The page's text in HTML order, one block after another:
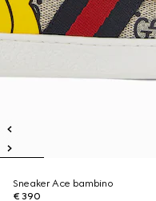
Sneaker Ace bambino
€ 390